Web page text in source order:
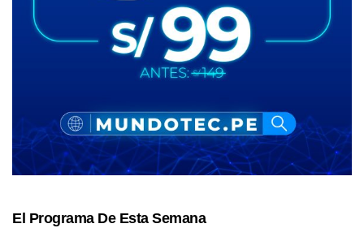
El Programa De Esta Semana